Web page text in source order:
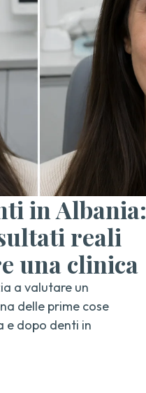
in Albania:
reali
una clinica
a valutare un
delle prime cose
e dopo denti in